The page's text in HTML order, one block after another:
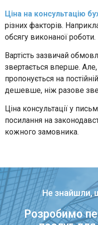
Ціна на консультацію
різних факторів.
обсягу виконаної роботи.
Вартість зазвичай
звертається вперше.
пропонується на
дешевше, ніж разове
Ціна консультації у
посилання на
кожного замовника.
Не знайшли,
Розробимо